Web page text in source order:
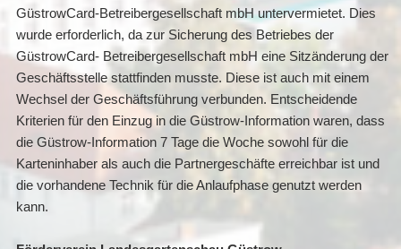
GüstrowCard-Betreibergesellschaft mbH untervermietet. Dies
wurde erforderlich, da zur Sicherung des Betriebes der
GüstrowCard- Betreibergesellschaft mbH eine Sitzänderung der
Geschäftsstelle stattfinden musste. Diese ist auch mit einem
Wechsel der Geschäftsführung verbunden. Entscheidende
Kriterien für den Einzug in die Güstrow-Information waren, dass
die Güstrow-Information 7 Tage die Woche sowohl für die
Karteninhaber als auch die Partnergeschäfte erreichbar ist und
die vorhandene Technik für die Anlaufphase genutzt werden
kann.